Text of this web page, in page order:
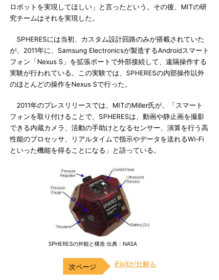
ロボットを実現してほしい」と言ったという。その後、MITの研
究チームはそれを実現した。
SPHERESには当初、カスタム設計回路のみが搭載されていた
が、2011年に、Samsung Electronicsが製造するAndroidスマート
フォン「Nexus S」を拡張ポートで外部接続して、遠隔操作する
実験が行われている。この実験では、SPHERESの内部操作以外
のほとんどの操作をNexus Sで行った。
2011年のプレスリリースでは、MITのMiller氏が、「スマート
フォンを取り付けることで、SPHERESは、動画や静止画を撮影
できる内蔵カメラ、活動の手助けとなるセンサー、演算を行う高
性能のプロセッサ、リアルタイムで指示やデータを送れるWi-Fi
といった機能を得ることになる」と語っている。
SPHERESの外観と構造 出典：NASA
iFixitが分解も